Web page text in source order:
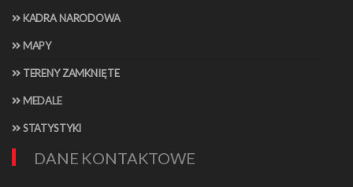
KADRA NARODOWA
MAPY
TERENY ZAMKNIĘTE
MEDALE
STATYSTYKI
DANE KONTAKTOWE